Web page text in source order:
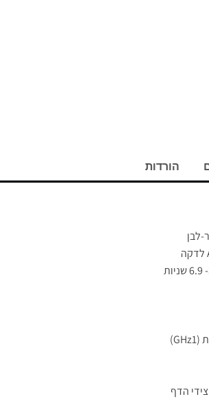
הורדות
לבן
הדף